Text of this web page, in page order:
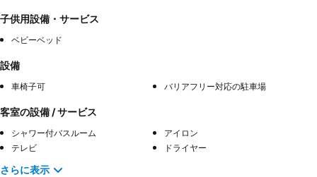
子供用設備・サービス
ベビーベッド
設備
車椅子可 バリアフリー対応の駐車場
客室の設備 / サービス
シャワー付バスルーム
アイロン
テレビ
ドライヤー
さらに表示